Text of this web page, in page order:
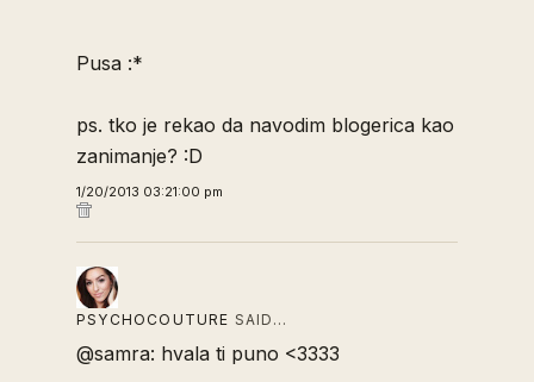
Pusa :*
ps. tko je rekao da navodim blogerica kao
zanimanje? :D
1/20/2013 03:21:00 pm
PSYCHOCOUTURE SAID…
@samra: hvala ti puno <3333